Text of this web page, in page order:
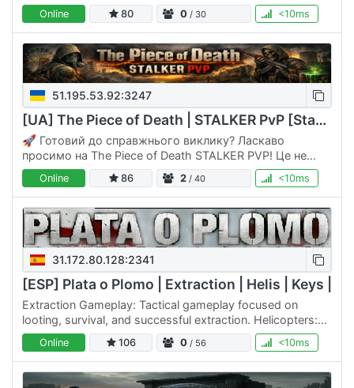
one, so we decided to create our own. We’re proud of…
Online 80 0 / 30 <10ms
51.195.53.92:3247
[UA] The Piece of Death | STALKER PvP [Start PvE Zone]
🚀 Готовий до справжнього виклику? Ласкаво
просимо на The Piece of Death STALKER PVP! Це не
просто виживання — це війна за ресурси в умовах
аномальної зони. Тільки ти…
Online 86 2 / 40 <10ms
31.172.80.128:2341
[ESP] Plata o Plomo | Extraction | Helis | Keys |
Extraction Gameplay: Tactical gameplay focused on
looting, survival, and successful extraction. Helicopters:
Take to the skies for scouting, transport, or tactical…
Online 106 0 / 56 <10ms